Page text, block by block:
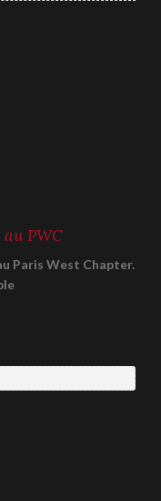
PWC
Paris West Chapter.